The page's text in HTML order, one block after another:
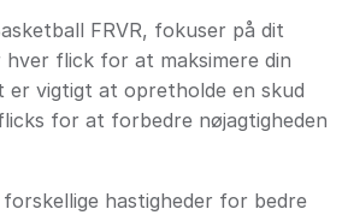
FRVR, fokuser på dit
flick for at maksimere din
er vigtigt at opretholde en skud
for at forbedre nøjagtigheden
hastigheder for bedre